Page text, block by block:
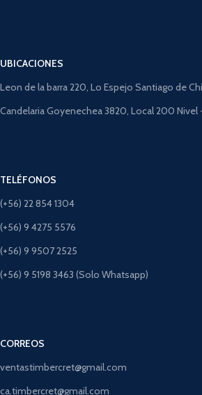
UBICACIONES
Leon de la barra 220, Lo Espejo Santiago de
Candelaria Goyenechea 3820, Local 200 Nivel
TELÉFONOS
(+56) 22 854 1304
(+56) 9 4275 5576
(+56) 9 9507 2525
(+56) 9 5198 3463 (Solo Whatsapp)
CORREOS
ventastimbercret@gmail.com
ca.timbercret@gmail.com